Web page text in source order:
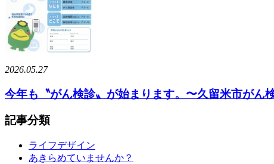
2026.05.27
今年も〝がん検診〟が始まります。〜久留米市がん
記事分類
ライフデザイン
あきらめていませんか？